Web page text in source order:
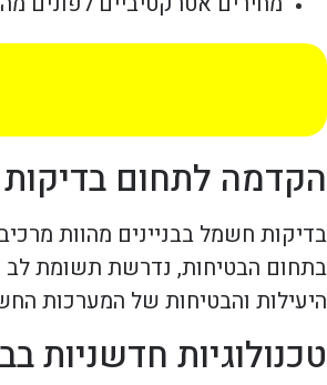
הקדמה לתחום
בדיקות חשמל בבניינים מהוות
בתחום הבטיחות, נדרשת תשומת לב
היעילות והבטיחות של המערכות
טכנולוגיות חדשניות